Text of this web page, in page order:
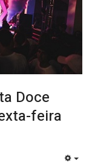
Doce
feira